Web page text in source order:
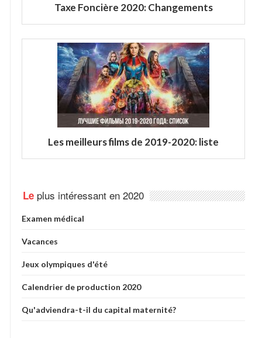
Taxe Foncière 2020: Changements
Les meilleurs films de 2019-2020: liste
Le plus intéressant en 2020
Examen médical
Vacances
Jeux olympiques d'été
Calendrier de production 2020
Qu'adviendra-t-il du capital maternité?